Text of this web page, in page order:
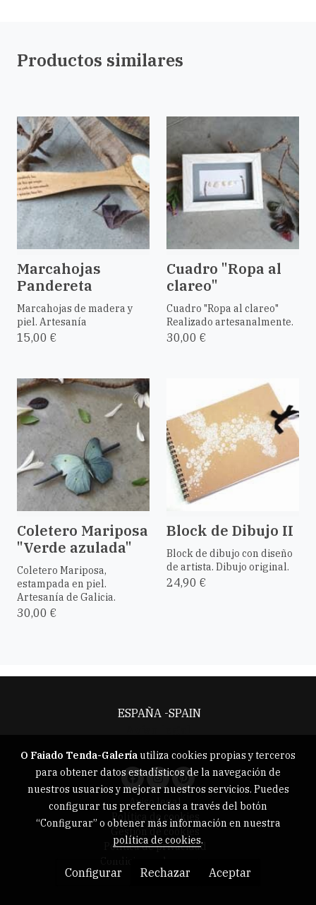
Productos similares
Marcahojas
Pandereta
Marcahojas de madera y
piel. Artesanía
15,00 €
Cuadro "Ropa al
clareo"
Cuadro "Ropa al clareo"
Realizado artesanalmente.
30,00 €
Coletero Mariposa
"Verde azulada"
Coletero Mariposa,
estampada en piel.
Artesanía de Galicia.
30,00 €
Block de Dibujo II
Block de dibujo con diseño
de artista. Dibujo original.
24,90 €
ESPAÑA -SPAIN
Aviso legal
Política de cookies
Política de privacidad
O Faiado Tenda-Galeríautiliza cookies propias y terceros
para obtener datos estadísticos de la navegación de
nuestros usuarios y mejorar nuestros servicios. Puedes
configurar tus preferencias a través del botón
“Configurar” o obtener más información en nuestra
política de cookies.
Configurar Rechazar Aceptar